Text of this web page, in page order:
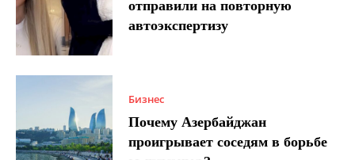
отправили на повторную
автоэкспертизу
Бизнес
Почему Азербайджан
проигрывает соседям в борьбе